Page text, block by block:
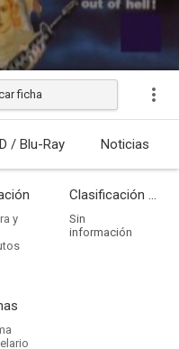
Estrenada
ficha
/ Blu-Ray Noticias
y
Clasificación por edades
Sin
información